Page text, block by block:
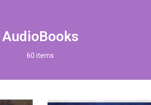
AudioBooks
60 items